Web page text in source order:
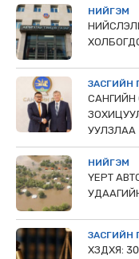
НИЙГЭМ
ЗАСГИЙН
УУЛЗЛАА
НИЙГЭМ
ҮЕРТ
ЗАСГИЙН
ХЗДХЯ: